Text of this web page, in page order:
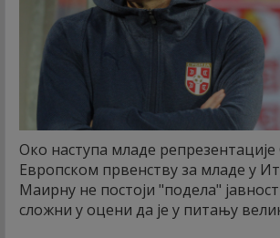
Око наступа младе репрезентације
Европском првенству за младе у
Маирну не постоји "подела"
сложни у оцени да је у питању